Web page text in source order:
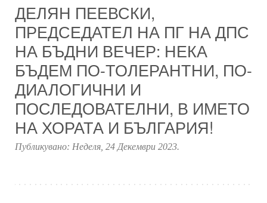
ДЕЛЯН ПЕЕВСКИ,
ПРЕДСЕДАТЕЛ НА ПГ НА ДПС
НА БЪДНИ ВЕЧЕР: НЕКА
БЪДЕМ ПО-ТОЛЕРАНТНИ, ПО-
ДИАЛОГИЧНИ И
ПОСЛЕДОВАТЕЛНИ, В ИМЕТО
НА ХОРАТА И БЪЛГАРИЯ!
Публикувано: Неделя, 24 Декември 2023.